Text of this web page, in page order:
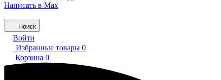
Написать в Max
Поиск
Войти
Избранные товары 0
Корзина 0